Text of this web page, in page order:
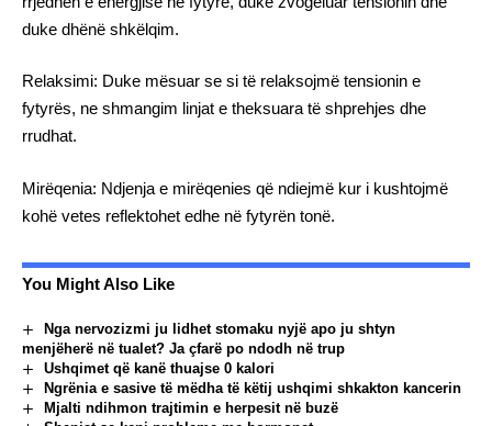
duke dhënë shkëlqim.
Relaksimi: Duke mësuar se si të relaksojmë tensionin e
fytyrës, ne shmangim linjat e theksuara të shprehjes dhe
rrudhat.
Mirëqenia: Ndjenja e mirëqenies që ndiejmë kur i kushtojmë
kohë vetes reflektohet edhe në fytyrën tonë.
You Might Also Like
Nga nervozizmi ju lidhet stomaku nyjë apo ju shtyn
menjëherë në tualet? Ja çfarë po ndodh në trup
Ushqimet që kanë thuajse 0 kalori
Ngrënia e sasive të mëdha të këtij ushqimi shkakton kancerin
Mjalti ndihmon trajtimin e herpesit në buzë